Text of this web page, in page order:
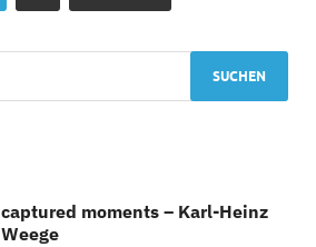
captured moments – Karl-Heinz
Weege